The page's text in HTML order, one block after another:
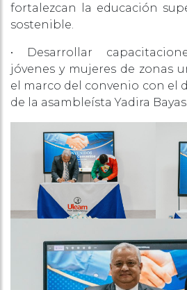
fortalezcan la educación
sostenible.
• Desarrollar
jóvenes y mujeres de zonas
el marco del convenio con el
de la asambleísta Yadira Bayas.